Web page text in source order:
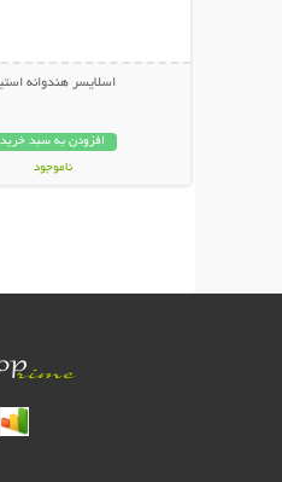
اسلایسر هندوانه
افزودن به سبد خرید
ناموجود